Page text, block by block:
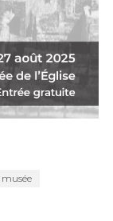
musée